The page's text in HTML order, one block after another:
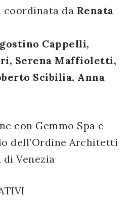
coordinata da Renata
Cappelli,
Serena Maffioletti,
Scibilia, Anna
con Gemmo Spa e
dell’Ordine Architetti
di Venezia